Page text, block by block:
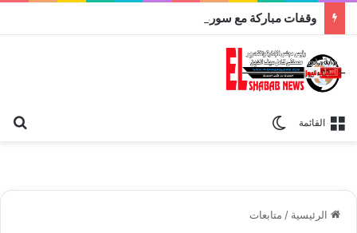
القائمة
الرئيسية / متابعات